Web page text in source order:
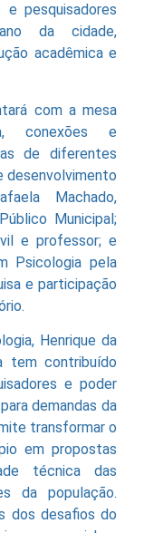
pesquisadores
da cidade,
acadêmica e
com a mesa
conexões e
de diferentes
desenvolvimento
Machado,
Municipal;
e professor; e
Psicologia pela
e participação
Henrique da
tem contribuído
e poder
demandas da
transformar o
em propostas
técnica das
da população.
dos desafios do